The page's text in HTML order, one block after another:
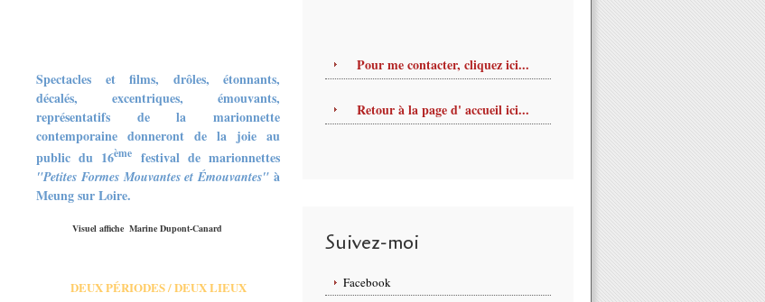
Spectacles et films, drôles, étonnants,
décalés, excentriques, émouvants,
représentatifs de la marionnette
contemporaine donneront de la joie au
public du 16ème festival de marionnettes
"Petites Formes Mouvantes et Émouvantes" à
Meung sur Loire.
Visuel affiche Marine Dupont-Canard
DEUX PÉRIODES / DEUX LIEUX
Pour me contacter, cliquez ici...
Retour à la page d' accueil ici...
Suivez-moi
Facebook